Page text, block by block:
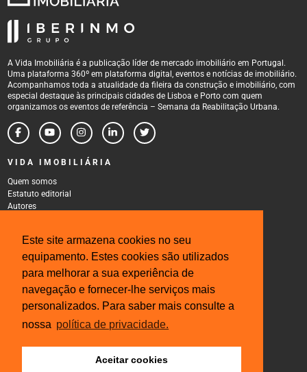
Este site armazena cookies no seu
equipamento. Estes cookies são utilizados
para melhorar a sua experiência de
navegação e fornecer-lhe serviços mais
personalizados. Para saber mais consulte a
nossa política de privacidade.
Aceitar cookies
A Vida Imobiliária é a publicação líder de mercado imobiliário em Portugal.
Uma plataforma 360º em plataforma digital, eventos e notícias de imobiliário.
Acompanhamos toda a atualidade da fileira da construção e imobiliário, com
especial destaque às principais cidades de Lisboa e Porto com quem
organizamos os eventos de referência – Semana da Reabilitação Urbana.
VIDA IMOBILIÁRIA
Quem somos
Estatuto editorial
Autores
CONTACTOS
Rua Gonçalo Cristovão, 185 - 6º
4000-269 Porto
Tel: 222 085 009
Fax: 222 085 010
Email: gestao@iberinmo.com